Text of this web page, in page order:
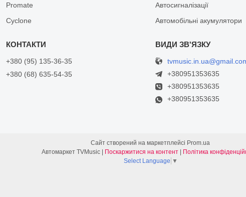
Promate
Cyclone
Автосигналізації
Автомобільні акумулятори
+380 (95) 135-36-35
+380 (68) 635-54-35
+380951353635
+380951353635
+380951353635
Сайт створений на маркетплейсі Prom.ua
Автомаркет TVMusic | Поскаржитися на контент | Політика
Select Language ▼